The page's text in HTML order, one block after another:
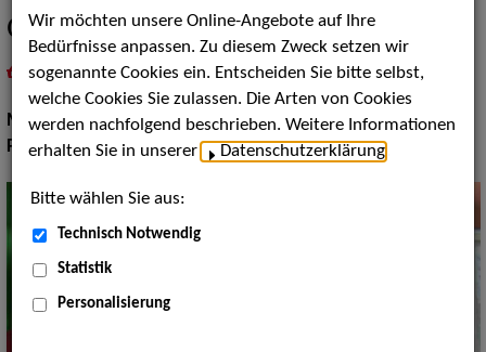
Quarteto Ideal
als PDF speichern
inMeine Merklistelegen
Musik:Volksmusik und Intern. Folklore
Pop Rock Tanzmusik:Latin Tanzbands
Wir möchten unsere Online-Angebote auf Ihre
Bedürfnisse anpassen. Zu diesem Zweck setzen wir
sogenannte Cookies ein. Entscheiden Sie bitte selbst,
welche Cookies Sie zulassen. Die Arten von Cookies
werden nachfolgend beschrieben. Weitere Informationen
erhalten Sie in unserer
Datenschutzerklärung
Bitte wählen Sie aus:
Technisch Notwendig
Statistik
Personalisierung